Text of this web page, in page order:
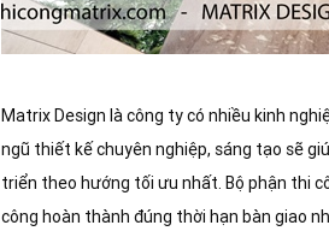
Matrix Design là công ty có nhiều kinh
ngũ thiết kế chuyên nghiệp, sáng tạo sẽ
triển theo hướng tối ưu nhất. Bộ phận thi
công hoàn thành đúng thời hạn bàn giao